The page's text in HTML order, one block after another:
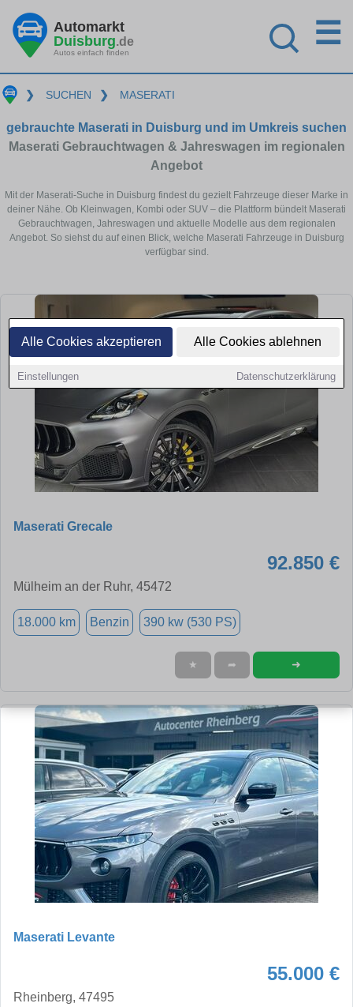
Alle Cookies akzeptieren Alle Cookies ablehnen
Einstellungen Datenschutzerklärung
Automarkt
Duisburg.de
Autos einfach finden
☰
❯ SUCHEN ❯ MASERATI
gebrauchte Maserati in Duisburg und im Umkreis suchen
Maserati Gebrauchtwagen & Jahreswagen im regionalen
Angebot
Mit der Maserati-Suche in Duisburg findest du gezielt Fahrzeuge dieser Marke in
deiner Nähe. Ob Kleinwagen, Kombi oder SUV – die Plattform bündelt Maserati
Gebrauchtwagen, Jahreswagen und aktuelle Modelle aus dem regionalen
Angebot. So siehst du auf einen Blick, welche Maserati Fahrzeuge in Duisburg
verfügbar sind.
Maserati Grecale
92.850 €
Mülheim an der Ruhr, 45472
18.000 km Benzin 390 kw (530 PS)
★ ➦ ➜
Maserati Levante
55.000 €
Rheinberg, 47495